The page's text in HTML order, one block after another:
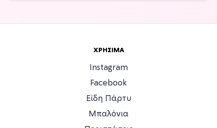
ΧΡΉΣΙΜΑ
Instagram
Facebook
Είδη Πάρτυ
Μπαλόνια